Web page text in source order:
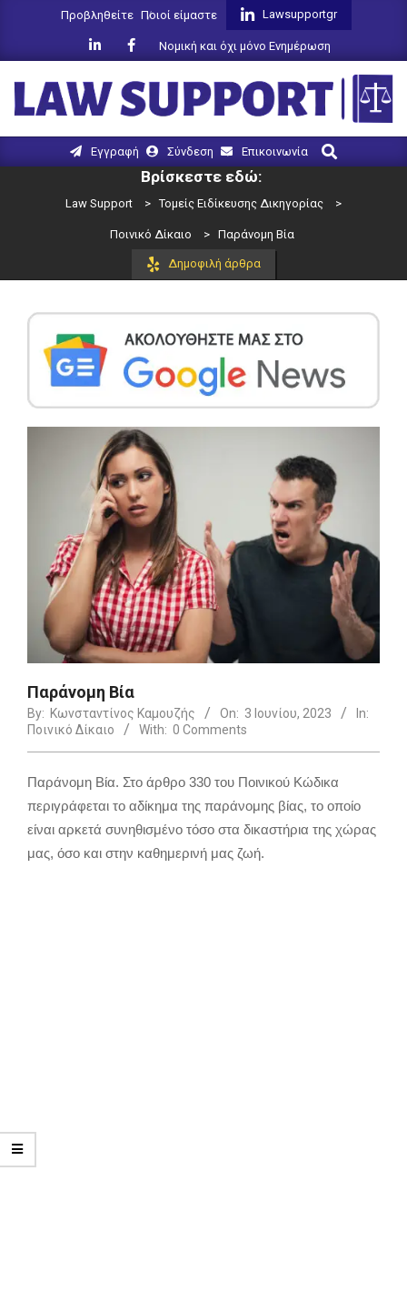
Προβληθείτε Ποιοί είμαστε Lawsupportgr
Νομική και όχι μόνο Ενημέρωση
LAW
SUPPORT
Navigation
Εγγραφή Σύνδεση Επικοινωνία
Search
Βρίσκεστε εδώ:
Law Support > Τομείς Ειδίκευσης Δικηγορίας >
Ποινικό Δίκαιο > Παράνομη Βία
Δημοφιλή άρθρα
Παράνομη Βία
By: Κωνσταντίνος Καμουζής On: 3 Ιουνίου, 2023
In:
Ποινικό Δίκαιο
With: 0 Comments
Παράνομη Βία. Στο άρθρο 330 του Ποινικού Κώδικα
περιγράφεται το αδίκημα της παράνομης βίας, το οποίο
είναι αρκετά συνηθισμένο τόσο στα δικαστήρια της χώρας
μας, όσο και στην καθημερινή μας ζωή.